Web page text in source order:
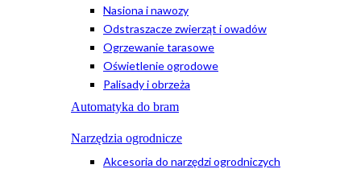
Nasiona i nawozy
Odstraszacze zwierząt i owadów
Ogrzewanie tarasowe
Oświetlenie ogrodowe
Palisady i obrzeża
Automatyka do bram
Narzędzia ogrodnicze
Akcesoria do narzędzi ogrodniczych